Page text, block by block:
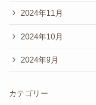
2024年11月
2024年10月
2024年9月
カテゴリー